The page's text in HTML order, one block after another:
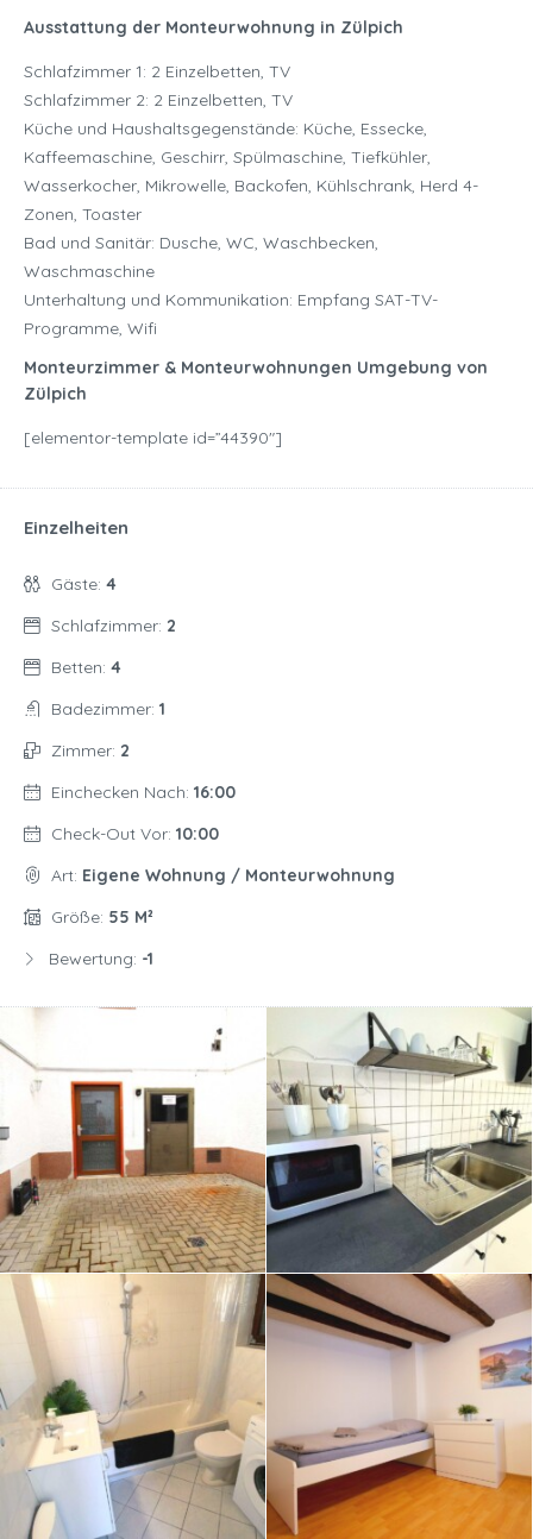
Ausstattung der Monteurwohnung in Zülpich
Schlafzimmer 1: 2 Einzelbetten, TV
Schlafzimmer 2: 2 Einzelbetten, TV
Küche und Haushaltsgegenstände: Küche, Essecke,
Kaffeemaschine, Geschirr, Spülmaschine, Tiefkühler,
Wasserkocher, Mikrowelle, Backofen, Kühlschrank, Herd 4-
Zonen, Toaster
Bad und Sanitär: Dusche, WC, Waschbecken,
Waschmaschine
Unterhaltung und Kommunikation: Empfang SAT-TV-
Programme, Wifi
Monteurzimmer & Monteurwohnungen Umgebung von
Zülpich
[elementor-template id=”44390″]
Einzelheiten
Gäste: 4
Schlafzimmer: 2
Betten: 4
Badezimmer: 1
Zimmer: 2
Einchecken Nach: 16:00
Check-Out Vor: 10:00
Art: Eigene Wohnung / Monteurwohnung
Größe: 55 M²
Bewertung: -1